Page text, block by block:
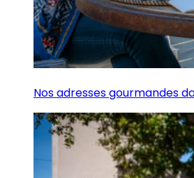
Nos adresses gourmandes